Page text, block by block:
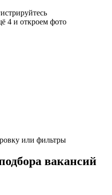
4 и откроем фото
или фильтры
вакансий